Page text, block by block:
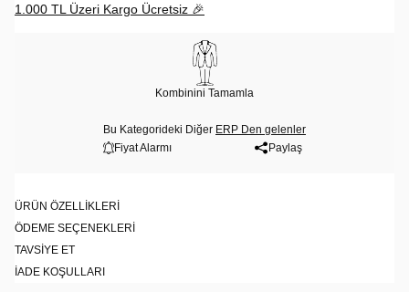
1.000 TL Üzeri Kargo Ücretsiz 🎉
Kombinini Tamamla
Bu Kategorideki Diğer ERP Den gelenler
Fiyat Alarmı
Paylaş
ÜRÜN ÖZELLIKLERI
ÖDEME SEÇENEKLERI
TAVSIYE ET
İADE KOŞULLARI